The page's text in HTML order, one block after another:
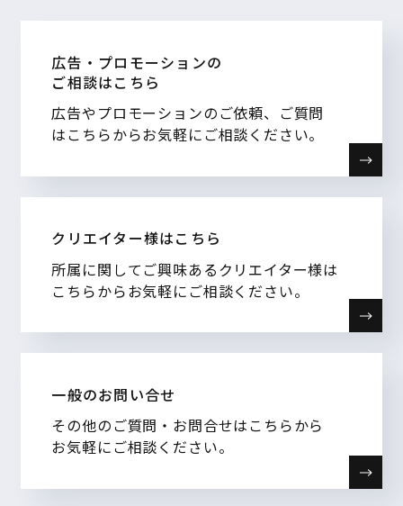
広告・プロモーションの
ご相談はこちら
広告やプロモーションのご依頼、ご質問
はこちらからお気軽にご相談ください。
クリエイター様はこちら
所属に関してご興味あるクリエイター様は
こちらからお気軽にご相談ください。
一般のお問い合せ
その他のご質問・お問合せはこちらから
お気軽にご相談ください。